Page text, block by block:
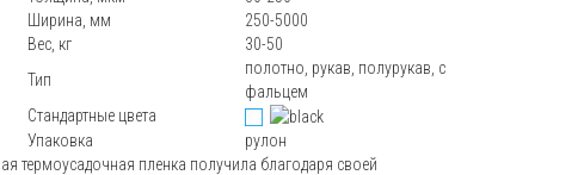
Ширина, мм
250-5000
Вес, кг
30-50
Тип
полотно, рукав, полурукав, с
фальцем
Стандартные цвета
Упаковка
рулон
термоусадочная пленка получила благодаря своей